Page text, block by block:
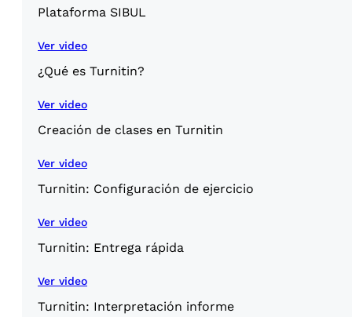
Plataforma SIBUL
Ver video
¿Qué es Turnitin?
Ver video
Creación de clases en Turnitin
Ver video
Turnitin: Configuración de ejercicio
Ver video
Turnitin: Entrega rápida
Ver video
Turnitin: Interpretación informe